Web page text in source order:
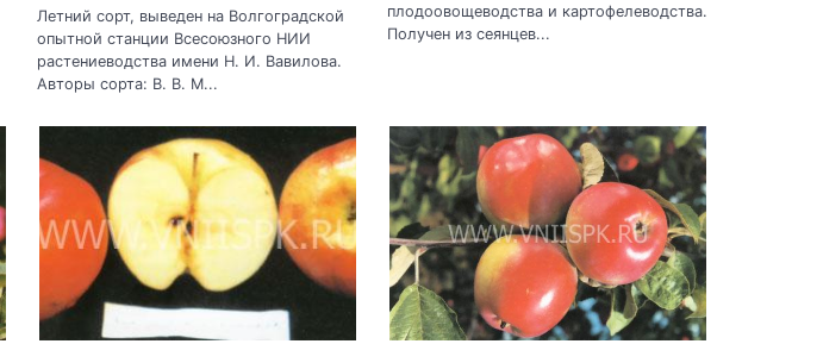
Летний сорт, выведен на Волгоградской
опытной станции Всесоюзного НИИ
растениеводства имени Н. И. Вавилова.
Авторы сорта: В. В. М...
плодоовощеводства и картофелеводства.
Получен из сеянцев...